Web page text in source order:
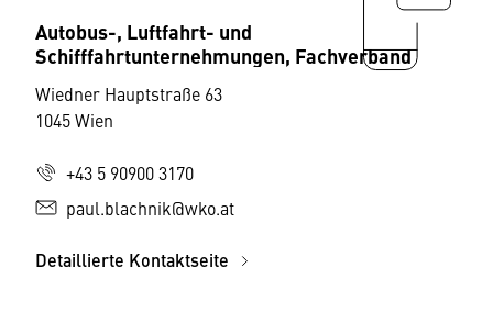
Autobus-, Luftfahrt- und
Schifffahrtunternehmungen, Fachverband
Wiedner Hauptstraße 63
1045 Wien
+43 5 90900 3170
paul.blachnik@wko.at
Detaillierte Kontaktseite